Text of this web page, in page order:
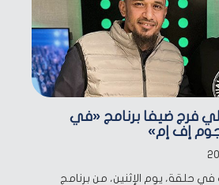
فرج ضيفا برنامج «في
إف إم»
حلقة، يوم الإثنين، من برنامج